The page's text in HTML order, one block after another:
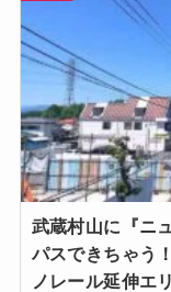
武蔵村山に『ニ
パスできちゃう
ノレール延伸エ